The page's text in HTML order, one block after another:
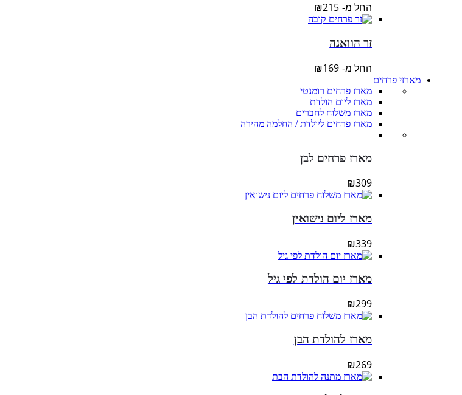
החל מ- ₪215
זר הוואנה
החל מ- ₪169
מארזי פרחים
מארז פרחים רומנטי
מארז ליום הולדת
מארז משלוח לחברים
מארז פרחים ליולדת / החלמה מהירה
מארז פרחים לבן
₪309
מארז ליום נישואין
₪339
מארז יום הולדת לפי גיל
₪299
מארז להולדת הבן
₪269